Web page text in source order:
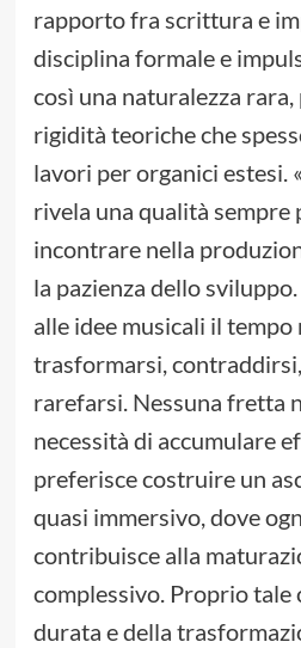
rapporto fra scrittura e
disciplina formale e
così una naturalezza
rigidità teoriche che
lavori per organici estesi.
rivela una qualità sempre
incontrare nella
la pazienza dello
alle idee musicali il tempo
trasformarsi,
rarefarsi. Nessuna fretta
necessità di accumulare
preferisce costruire un
quasi immersivo, dove
contribuisce alla
complessivo. Proprio tale
durata e della